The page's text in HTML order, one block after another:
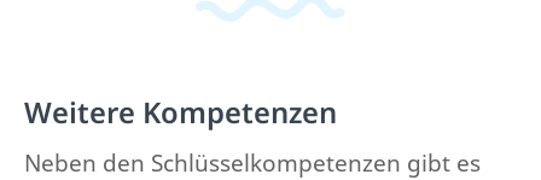
Weitere Kompetenzen
Neben den Schlüsselkompetenzen gibt es